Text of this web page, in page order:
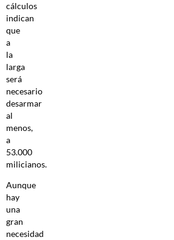
cálculos
indican
que
a
la
larga
será
necesario
desarmar
al
menos,
a
53.000
milicianos.
Aunque
hay
una
gran
necesidad